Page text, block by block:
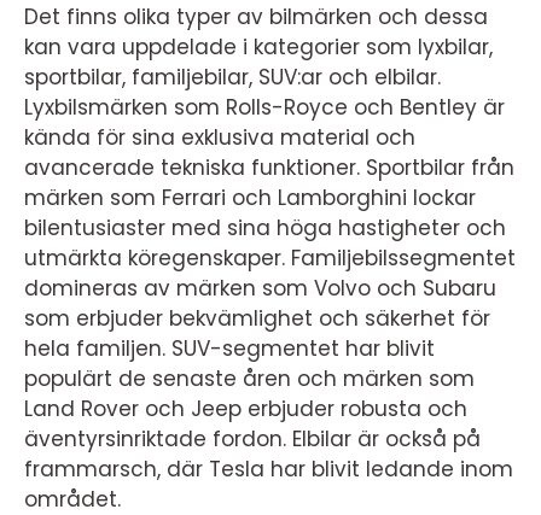
Det finns olika typer av bilmärken och dessa
kan vara uppdelade i kategorier som lyxbilar,
sportbilar, familjebilar, SUV:ar och elbilar.
Lyxbilsmärken som Rolls-Royce och Bentley är
kända för sina exklusiva material och
avancerade tekniska funktioner. Sportbilar från
märken som Ferrari och Lamborghini lockar
bilentusiaster med sina höga hastigheter och
utmärkta köregenskaper. Familjebilssegmentet
domineras av märken som Volvo och Subaru
som erbjuder bekvämlighet och säkerhet för
hela familjen. SUV-segmentet har blivit
populärt de senaste åren och märken som
Land Rover och Jeep erbjuder robusta och
äventyrsinriktade fordon. Elbilar är också på
frammarsch, där Tesla har blivit ledande inom
området.